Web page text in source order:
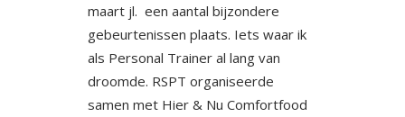
maart jl. een aantal bijzondere
gebeurtenissen plaats. Iets waar ik
als Personal Trainer al lang van
droomde. RSPT organiseerde
samen met Hier & Nu Comfortfood